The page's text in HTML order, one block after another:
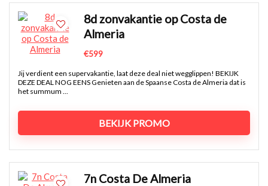
8d zonvakantie op Costa de
Almeria
€599
Jij verdient een supervakantie, laat deze deal niet wegglippen! BEKIJK
DEZE DEAL NOG EENS Genieten aan de Spaanse Costa de Almeria dat is
het summum ...
BEKIJK PROMO
7n Costa De Almeria